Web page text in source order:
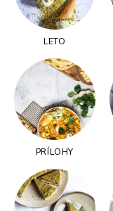
LETO
PRÍLOHY